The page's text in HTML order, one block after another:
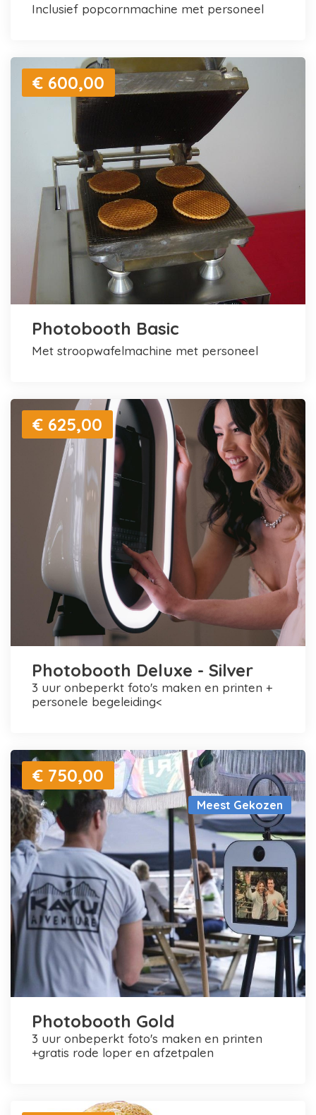
inclusief popcornmachine met personeel
€ 600,00
Photobooth Basic
met stroopwafelmachine met personeel
€ 625,00
Photobooth Deluxe - Silver
3 uur onbeperkt foto's maken en printen +
personele begeleiding<
Meest Gekozen
€ 750,00
Photobooth Gold
3 uur onbeperkt foto's maken en printen
+gratis rode loper en afzetpalen